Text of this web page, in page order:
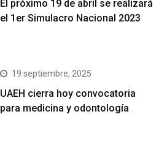
El próximo 19 de abril se realizará
el 1er Simulacro Nacional 2023
19 septiembre, 2025
UAEH cierra hoy convocatoria
para medicina y odontología